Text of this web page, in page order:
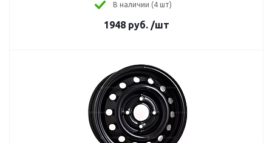
В наличии (4 шт)
1948 руб. /шт